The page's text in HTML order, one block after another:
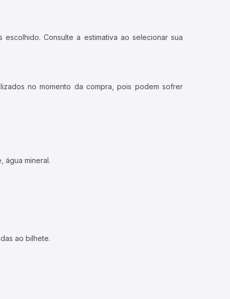
Consulte a estimativa ao selecionar sua
no momento da compra, pois podem sofrer
água mineral.
ao bilhete.